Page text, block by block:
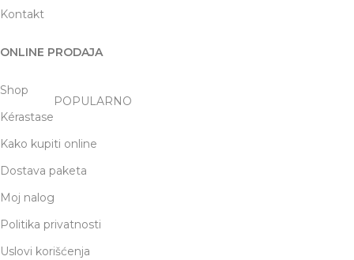
Kontakt
ONLINE PRODAJA
Shop
Kérastase
POPULARNO
Kako kupiti online
Dostava paketa
Moj nalog
Politika privatnosti
Uslovi korišćenja